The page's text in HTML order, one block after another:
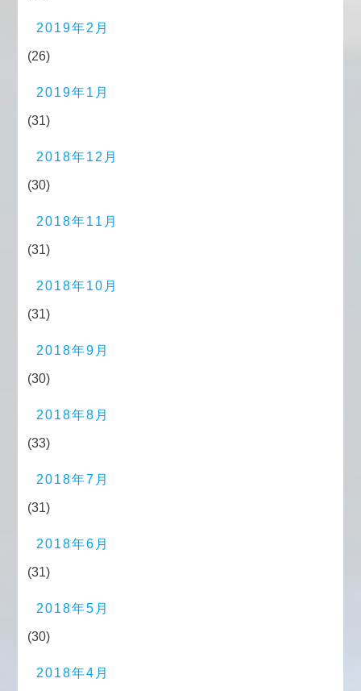
2019年2月
(26)
2019年1月
(31)
2018年12月
(30)
2018年11月
(31)
2018年10月
(31)
2018年9月
(30)
2018年8月
(33)
2018年7月
(31)
2018年6月
(31)
2018年5月
(30)
2018年4月